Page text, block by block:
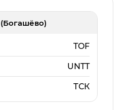
TOF
UNTT
ТСК